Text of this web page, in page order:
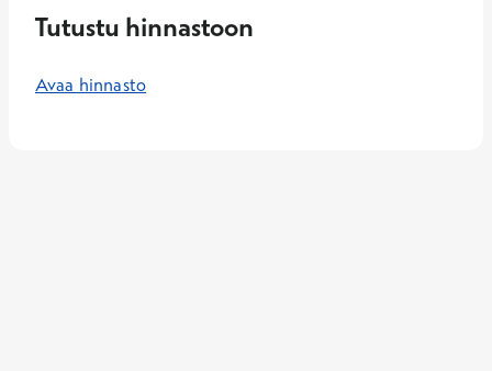
Tutustu hinnastoon
Avaa hinnasto